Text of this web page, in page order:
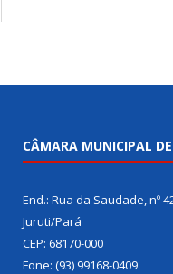
CÂMARA MUNICIPAL
End.: Rua da Saudade, nº
Juruti/Pará
CEP: 68170-000
Fone: (93) 99168-0409